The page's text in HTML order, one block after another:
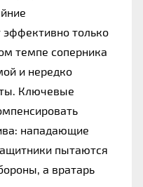
только
темпе соперника
и нередко
Ключевые
нападающие
пытаются
а вратарь